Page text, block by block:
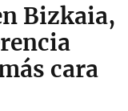
Bizkaia,
cara